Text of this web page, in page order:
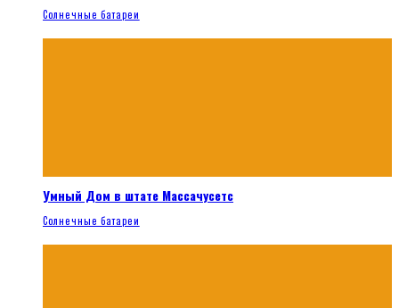
Солнечные батареи
Умный Дом в штате Массачусетс
Солнечные батареи